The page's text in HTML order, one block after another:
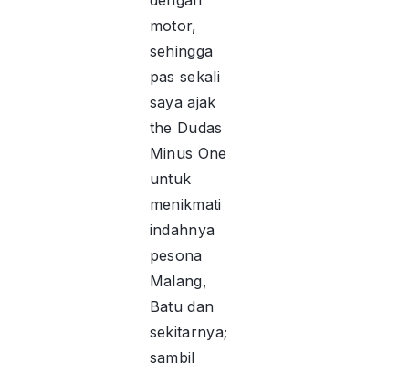
motor,
sehingga
pas sekali
saya ajak
the Dudas
Minus One
untuk
menikmati
indahnya
pesona
Malang,
Batu dan
sekitarnya;
sambil